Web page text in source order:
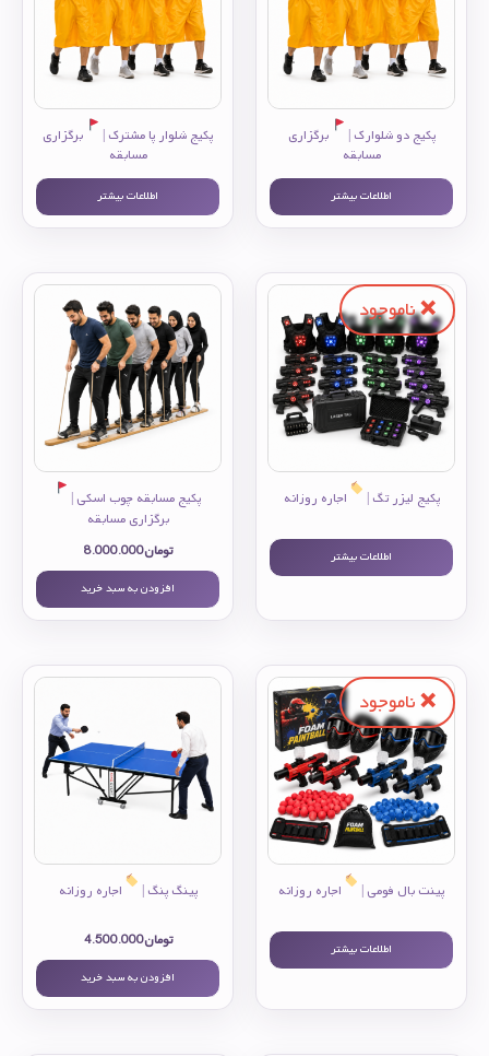
پکیج دو شلوارک |
برگزاری
مسابقه
اطلاعات بیشتر
پکیج شلوار پا مشترک |
برگزاری
مسابقه
اطلاعات بیشتر
پکیج لیزر تگ | اجاره روزانه
اطلاعات بیشتر
پکیج مسابقه چوب اسکی |
برگزاری مسابقه
تومان8.000.000
افزودن به سبد خرید
پینت بال فومی | اجاره روزانه
اطلاعات بیشتر
پینگ پنگ | اجاره روزانه
تومان4.500.000
افزودن به سبد خرید